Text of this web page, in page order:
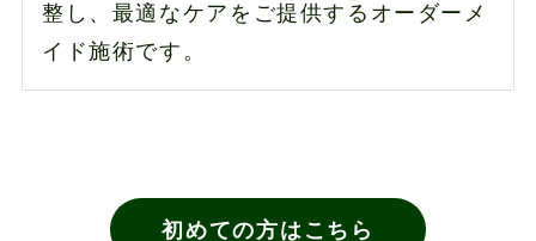
整し、最適なケアをご提供するオーダーメ
イド施術です。
初めての方はこちら